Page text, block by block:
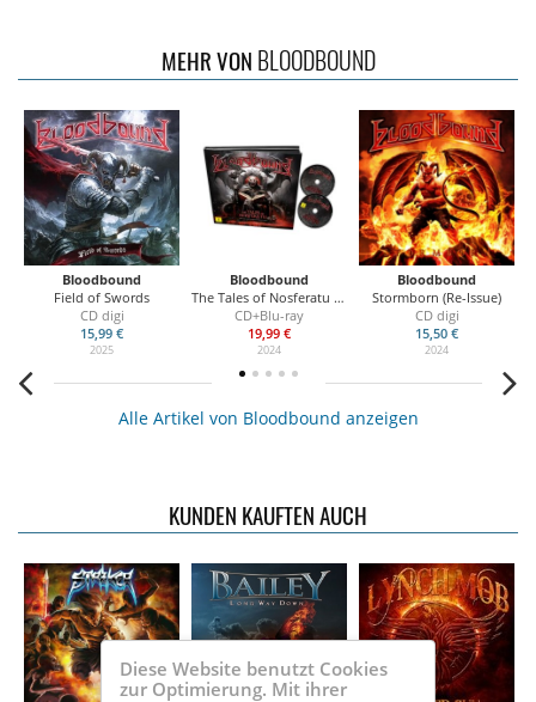
MEHR VON BLOODBOUND
Bloodbound
Field of Swords
CD digi
15,99 €
2025
Bloodbound
The Tales of Nosferatu (Ltd. Earbook)
CD+Blu-ray
19,99 €
2024
Bloodbound
Stormborn (Re-Issue)
CD digi
15,50 €
2024
Alle Artikel von Bloodbound anzeigen
KUNDEN KAUFTEN AUCH
Diese Website benutzt Cookies
zur Optimierung. Mit ihrer